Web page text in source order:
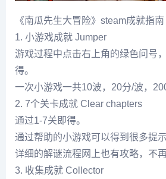
《南瓜先生大冒险》steam成就指南
1. 小游戏成就 Jumper
游戏过程中点击右上角的绿色问号
得。
一次小游戏一共10波，20分/波，
2. 7个关卡成就 Clear chapters
通过1-7关即得。
通过帮助的小游戏可以得到很多提
详细的解谜流程网上也有攻略，不再
3. 收集成就 Collector